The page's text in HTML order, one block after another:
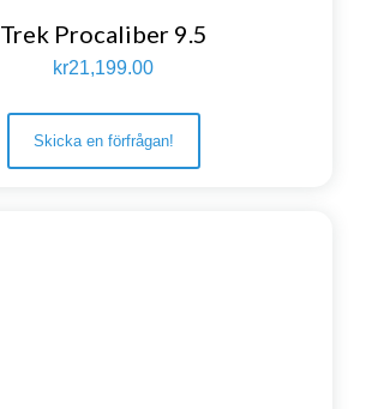
Trek Procaliber 9.5
kr21,199.00
Skicka en förfrågan!